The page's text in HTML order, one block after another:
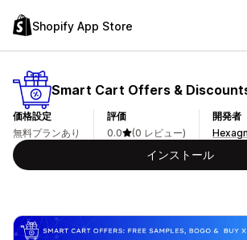
Shopify App Store
Smart Cart Offers &
価格設定
無料プランあり
評価
0.0
(0 レビュー)
開発者
Hexagn
インストール